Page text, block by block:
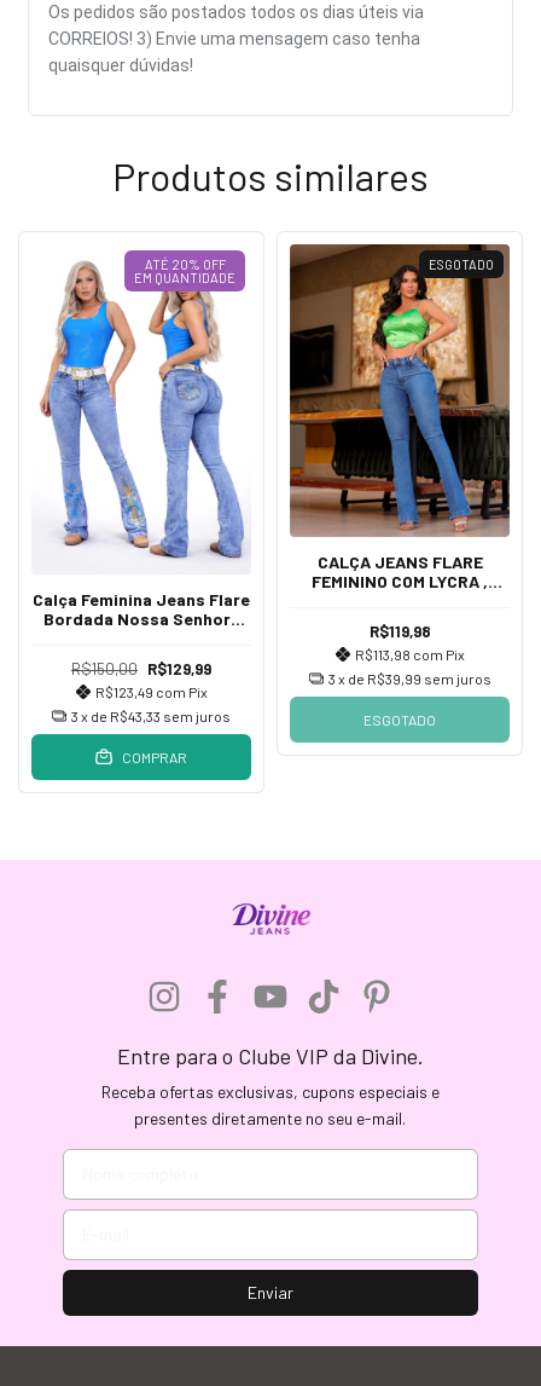
Os pedidos são postados todos os dias úteis via
CORREIOS! 3) Envie uma mensagem caso tenha
quaisquer dúvidas!
Produtos similares
ATÉ 20% OFF
EM QUANTIDADE
Calça Feminina Jeans Flare
Bordada Nossa Senhora
Com Elastano Modeladora
R$150,00 R$129,99
R$123,49 com Pix
3 x de R$43,33 sem juros
COMPRAR
ESGOTADO
CALÇA JEANS FLARE
FEMININO COM LYCRA ,
JEANS
R$119,98
R$113,98 com Pix
3 x de R$39,99 sem juros
ESGOTADO
Entre para o Clube VIP da Divine.
Receba ofertas exclusivas, cupons especiais e
presentes diretamente no seu e-mail.